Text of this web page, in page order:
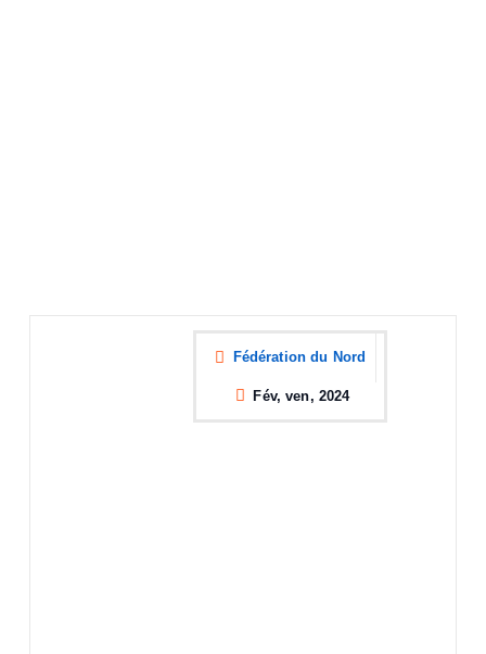
Fédération du Nord
Fév, ven, 2024